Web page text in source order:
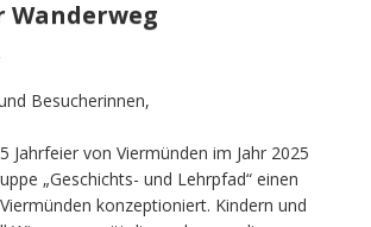
Wanderweg
Besucherinnen,
Jahrfeier von Viermünden im Jahr 2025
„Geschichts- und Lehrpfad“ einen
konzeptioniert. Kindern und